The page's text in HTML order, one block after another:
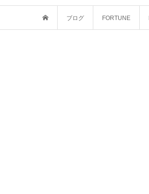
ブログ FORTUNE